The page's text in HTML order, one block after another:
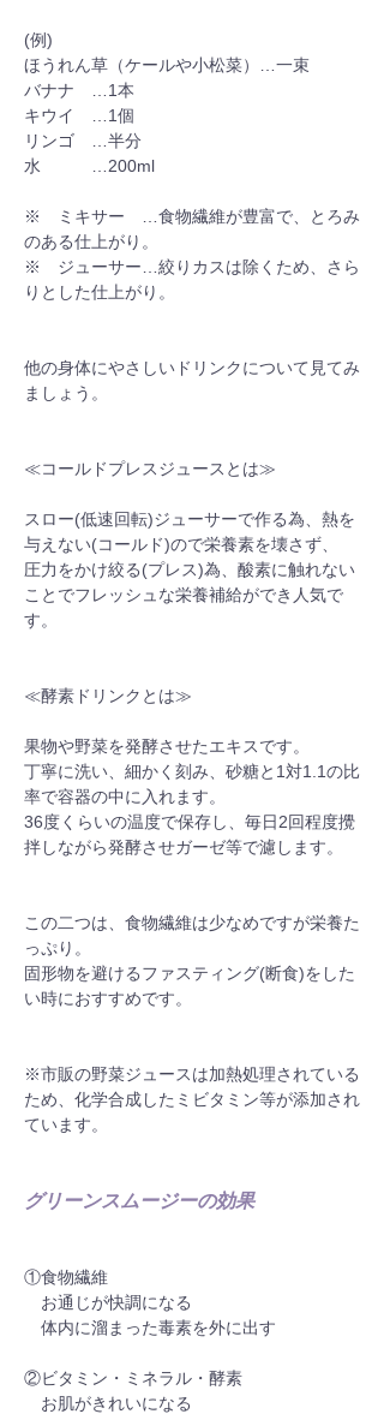
(例)
ほうれん草（ケールや小松菜）…一束
バナナ　…1本
キウイ　…1個
リンゴ　…半分
水　　　…200ml
※　ミキサー　…食物繊維が豊富で、とろみ
のある仕上がり。
※　ジューサー…絞りカスは除くため、さら
りとした仕上がり。
他の身体にやさしいドリンクについて見てみ
ましょう。
≪コールドプレスジュースとは≫
スロー(低速回転)ジューサーで作る為、熱を
与えない(コールド)ので栄養素を壊さず、
圧力をかけ絞る(プレス)為、酸素に触れない
ことでフレッシュな栄養補給ができ人気で
す。
≪酵素ドリンクとは≫
果物や野菜を発酵させたエキスです。
丁寧に洗い、細かく刻み、砂糖と1対1.1の比
率で容器の中に入れます。
36度くらいの温度で保存し、毎日2回程度攪
拌しながら発酵させガーゼ等で濾します。
この二つは、食物繊維は少なめですが栄養た
っぷり。
固形物を避けるファスティング(断食)をした
い時におすすめです。
※市販の野菜ジュースは加熱処理されている
ため、化学合成したミビタミン等が添加され
ています。
グリーンスムージーの効果
①食物繊維
お通じが快調になる
体内に溜まった毒素を外に出す
②ビタミン・ミネラル・酵素
お肌がきれいになる